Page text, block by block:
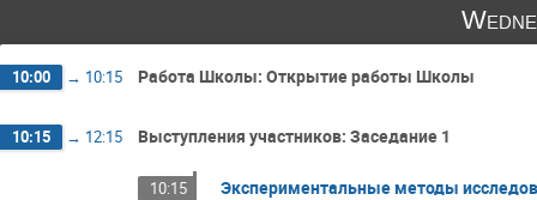
10:00 → 10:15 Работа Школы: Открытие работы Школы
10:15 → 12:15 Выступления участников: Заседание 1
10:15 Экспериментальные методы